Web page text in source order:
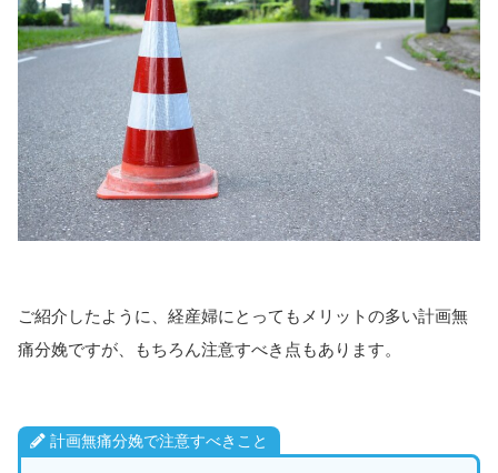
ご紹介したように、経産婦にとってもメリットの多い計画無
痛分娩ですが、もちろん注意すべき点もあります。
計画無痛分娩で注意すべきこと